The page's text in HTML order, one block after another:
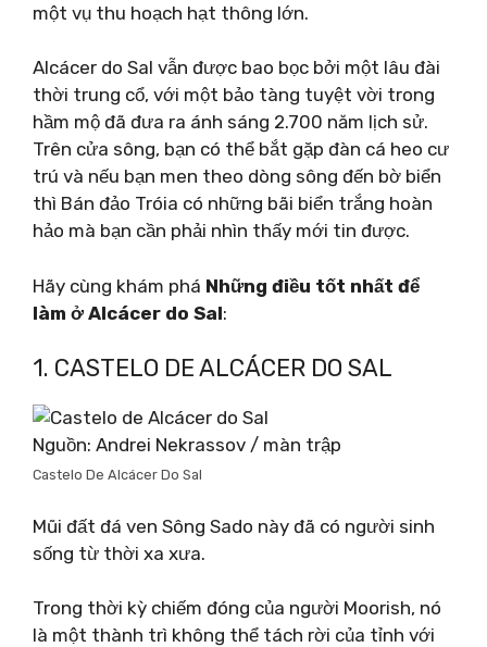
một vụ thu hoạch hạt thông lớn.
Alcácer do Sal vẫn được bao bọc bởi một lâu đài
thời trung cổ, với một bảo tàng tuyệt vời trong
hầm mộ đã đưa ra ánh sáng 2.700 năm lịch sử.
Trên cửa sông, bạn có thể bắt gặp đàn cá heo cư
trú và nếu bạn men theo dòng sông đến bờ biển
thì Bán đảo Tróia có những bãi biển trắng hoàn
hảo mà bạn cần phải nhìn thấy mới tin được.
Hãy cùng khám phá Những điều tốt nhất để
làm ở Alcácer do Sal:
1. CASTELO DE ALCÁCER DO SAL
Nguồn: Andrei Nekrassov / màn trập
Castelo De Alcácer Do Sal
Mũi đất đá ven Sông Sado này đã có người sinh
sống từ thời xa xưa.
Trong thời kỳ chiếm đóng của người Moorish, nó
là một thành trì không thể tách rời của tỉnh với